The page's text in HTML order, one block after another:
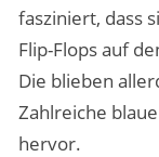
fasziniert, dass
Flip-Flops auf
Die blieben
Zahlreiche
hervor.